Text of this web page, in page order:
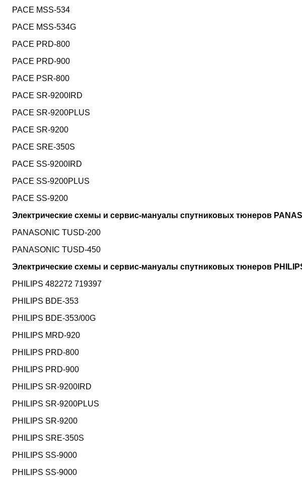
PACE MSS-534
PACE MSS-534G
PACE PRD-800
PACE PRD-900
PACE PSR-800
PACE SR-9200IRD
PACE SR-9200PLUS
PACE SR-9200
PACE SRE-350S
PACE SS-9200IRD
PACE SS-9200PLUS
PACE SS-9200
Электрические схемы и сервис-мануалы спутниковых тюнеров
PANASONIC TUSD-200
PANASONIC TUSD-450
Электрические схемы и сервис-мануалы спутниковых тюнеров
PHILIPS 482272 719397
PHILIPS BDE-353
PHILIPS BDE-353/00G
PHILIPS MRD-920
PHILIPS PRD-800
PHILIPS PRD-900
PHILIPS SR-9200IRD
PHILIPS SR-9200PLUS
PHILIPS SR-9200
PHILIPS SRE-350S
PHILIPS SS-9000
PHILIPS SS-9000